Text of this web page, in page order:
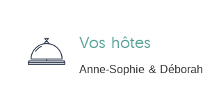
Vos hôtes
Anne-Sophie & Déborah